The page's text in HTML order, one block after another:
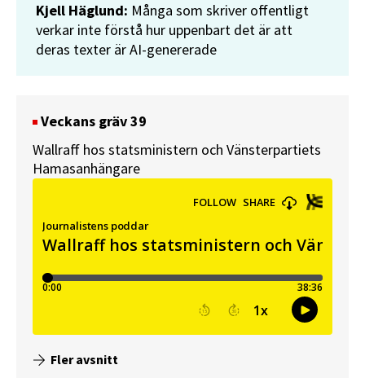
Kjell Häglund: Många som skriver offentligt
verkar inte förstå hur uppenbart det är att
deras texter är AI-genererade
Veckans gräv 39
Wallraff hos statsministern och Vänsterpartiets
Hamasanhängare
Fler avsnitt